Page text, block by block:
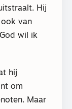
Hij
van
wil ik
hij
om
Maar